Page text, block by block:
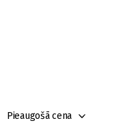
Pieaugošā cena